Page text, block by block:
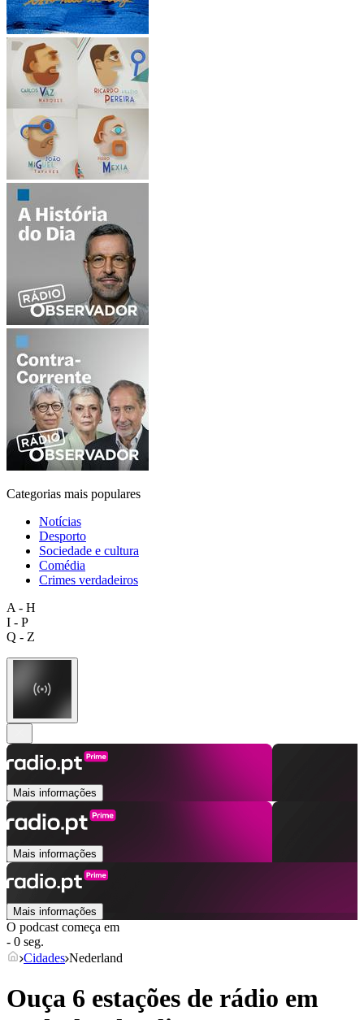
Categorias mais populares
Notícias
Desporto
Sociedade e cultura
Comédia
Crimes verdadeiros
A - H
I - P
Q - Z
Mais informações
Mais informações
Mais informações
O podcast começa em
- 0 seg.
Cidades Nederland
Ouça 6 estações de rádio em